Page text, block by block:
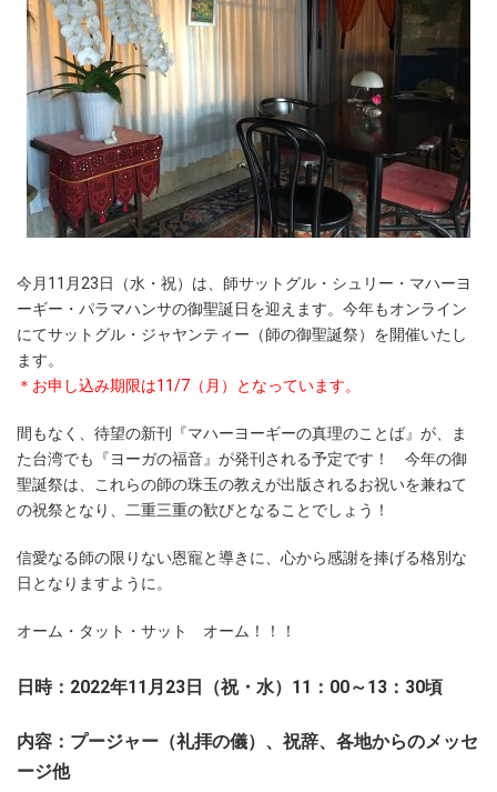
今月11月23日（水・祝）は、師サットグル・シュリー・マハーヨ
ーギー・パラマハンサの御聖誕日を迎えます。今年もオンライン
にてサットグル・ジャヤンティー（師の御聖誕祭）を開催いたし
ます。
＊お申し込み期限は11/7（月）となっています。
間もなく、待望の新刊『マハーヨーギーの真理のことば』が、ま
た台湾でも『ヨーガの福音』が発刊される予定です！ 今年の御
聖誕祭は、これらの師の珠玉の教えが出版されるお祝いを兼ねて
の祝祭となり、二重三重の歓びとなることでしょう！
信愛なる師の限りない恩寵と導きに、心から感謝を捧げる格別な
日となりますように。
オーム・タット・サット オーム！！！
日時：2022年11月23日（祝・水）11：00～13：30頃
内容：プージャー（礼拝の儀）、祝辞、各地からのメッセ
ージ他